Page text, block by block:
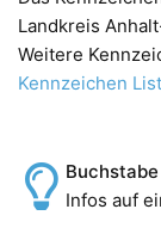
Landkreis
Weitere
Kennzeichen
Infos auf